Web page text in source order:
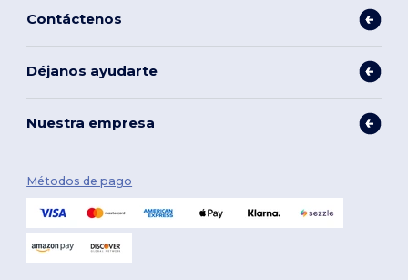
Contáctenos
Déjanos ayudarte
Nuestra empresa
Métodos de pago